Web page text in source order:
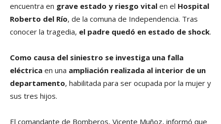
encuentra en grave estado y riesgo vital en el Hospital
Roberto del Río, de la comuna de Independencia. Tras
conocer la tragedia, el padre quedó en estado de shock.
Como causa del siniestro se investiga una falla
eléctrica en una ampliación realizada al interior de un
departamento, habilitada para ser ocupada por la mujer y
sus tres hijos.
El comandante de Bomberos, Vicente Muñoz, informó que